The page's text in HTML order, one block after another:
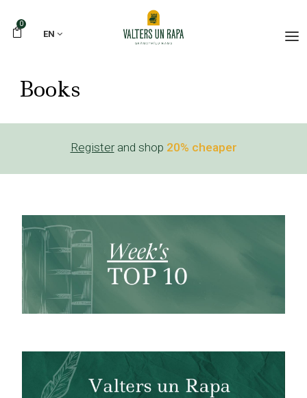
0
EN
Books
Register and shop 20% cheaper